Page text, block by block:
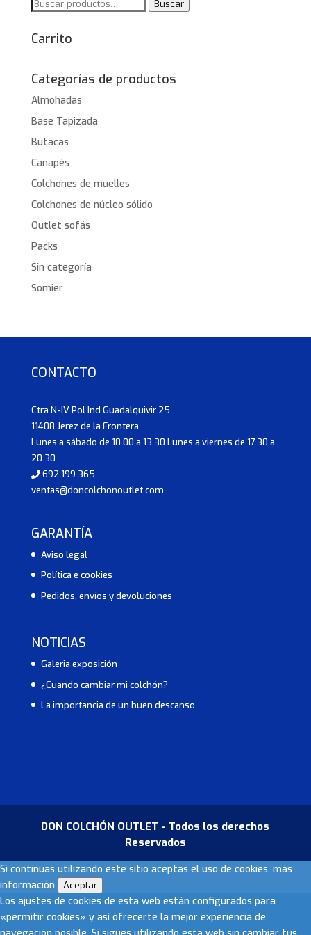
Buscar
Buscar
Carrito
Categorías de productos
Almohadas
Base Tapizada
Butacas
Canapés
Colchones de muelles
Colchones de núcleo sólido
Outlet sofás
Packs
Sin categoría
Somier
CONTACTO
Ctra N-IV Pol Ind Guadalquivir 25
11408 Jerez de la Frontera.
Lunes a sábado de 10.00 a 13.30 Lunes a viernes de 17.30 a
20.30
692 199 365
ventas@doncolchonoutlet.com
GARANTÍA
Aviso legal
Política e cookies
Pedidos, envíos y devoluciones
NOTICIAS
Galeria exposición
¿Cuando cambiar mi colchón?
La importancia de un buen descanso
DON COLCHÓN OUTLET - Todos los derechos
Reservados
Si continuas utilizando este sitio aceptas el uso de cookies. más
información
Aceptar
Los ajustes de cookies de esta web están configurados para
«permitir cookies» y así ofrecerte la mejor experiencia de